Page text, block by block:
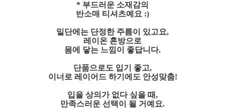
* 부드러운 소재감의
반소매 티셔츠예요 :)
밑단에는 단정한 주름이 있고요,
레이온 혼방으로
몸에 닿는 느낌이 좋답니다.
단품으로도 입기 좋고,
이너로 레이어드 하기에도 안성맞춤!
입을 상의가 없다 싶을 때,
만족스러운 선택이 될 거예요.